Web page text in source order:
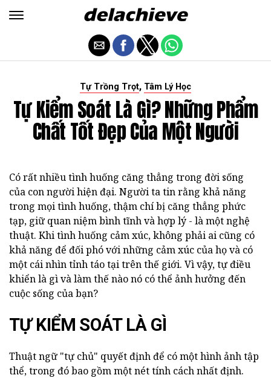
Tự Trồng Trọt, Tâm Lý Học
Tự Kiểm Soát Là Gì? Những Phẩm
Chất Tốt Đẹp Của Một Người
Có rất nhiều tình huống căng thẳng trong đời sống
của con người hiện đại. Người ta tin rằng khả năng
trong mọi tình huống, thậm chí bị căng thẳng phức
tạp, giữ quan niệm bình tĩnh và hợp lý - là một nghệ
thuật. Khi tình huống cảm xúc, không phải ai cũng có
khả năng để đối phó với những cảm xúc của họ và có
một cái nhìn tỉnh táo tại trên thế giới. Vì vậy, tự điều
khiển là gì và làm thế nào nó có thể ảnh hưởng đến
cuộc sống của bạn?
TỰ KIỂM SOÁT LÀ GÌ
Thuật ngữ "tự chủ" quyết định để có một hình ảnh tập
thể, trong đó bao gồm một nét tính cách nhất định.